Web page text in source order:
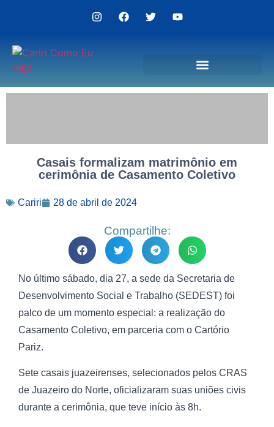
Casais formalizam matrimônio em
cerimônia de Casamento Coletivo
Cariri 28 de abril de 2024
Compartilhe:
No último sábado, dia 27, a sede da Secretaria de
Desenvolvimento Social e Trabalho (SEDEST) foi
palco de um momento especial: a realização do
Casamento Coletivo, em parceria com o Cartório
Pariz.
Sete casais juazeirenses, selecionados pelos CRAS
de Juazeiro do Norte, oficializaram suas uniões civis
durante a cerimônia, que teve início às 8h.